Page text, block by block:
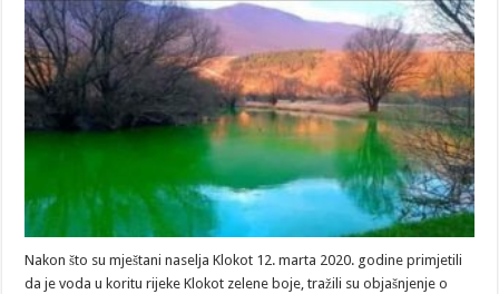
Nakon što su mještani naselja Klokot 12. marta 2020. godine primjetili
da je voda u koritu rijeke Klokot zelene boje, tražili su objašnjenje o